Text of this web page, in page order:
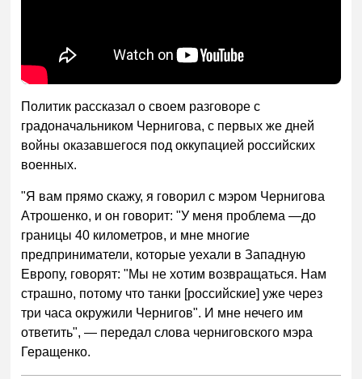
Политик рассказал о своем разговоре с
градоначальником Чернигова, с первых же дней
войны оказавшегося под оккупацией российских
военных.
"Я вам прямо скажу, я говорил с мэром Чернигова
Атрошенко, и он говорит: "У меня проблема —до
границы 40 километров, и мне многие
предприниматели, которые уехали в Западную
Европу, говорят: "Мы не хотим возвращаться. Нам
страшно, потому что танки [российские] уже через
три часа окружили Чернигов". И мне нечего им
ответить", — передал слова черниговского мэра
Геращенко.